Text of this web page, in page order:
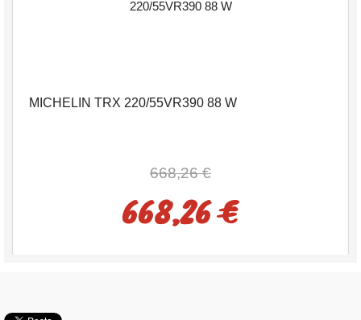
MICHELIN TRX 220/55VR390 88 W
668,26 €
668,26 €